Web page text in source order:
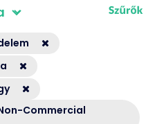
Commercial